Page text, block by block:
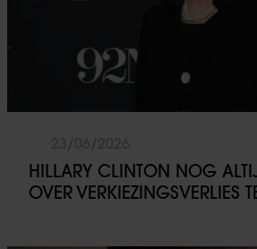
HILLARY CLINTON NOG
OVER VERKIEZINGSVERLIES